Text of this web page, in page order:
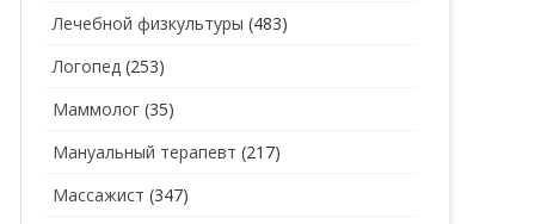
Лечебной физкультуры (483)
Логопед (253)
Маммолог (35)
Мануальный терапевт (217)
Массажист (347)